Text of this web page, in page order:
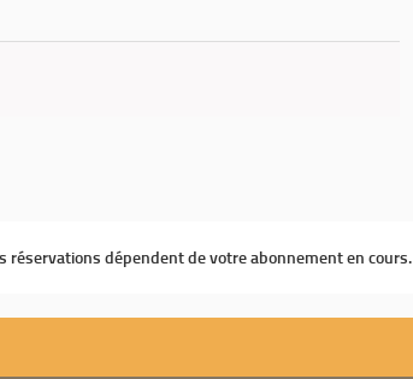
dépendent de votre abonnement en cours.